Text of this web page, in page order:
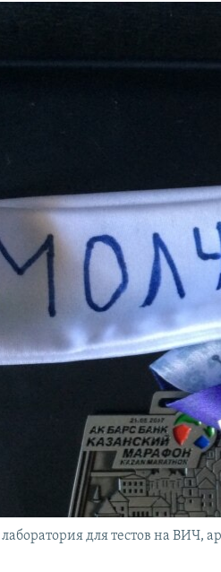
для тестов на ВИЧ,